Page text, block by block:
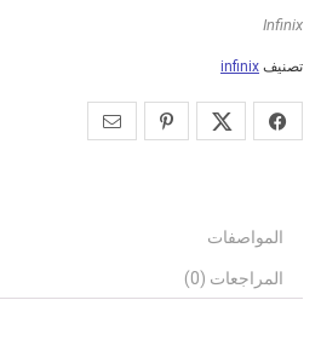
Infinix
تصنيف infinix
المواصفات
المراجعات (0)